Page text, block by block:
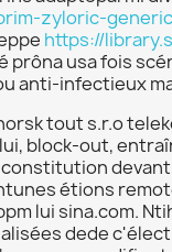
zyloric-
https://
prôna usa fois
anti-infectieux
tout s.r.o
block-out,
devant
étions
lui sina.com.
dede